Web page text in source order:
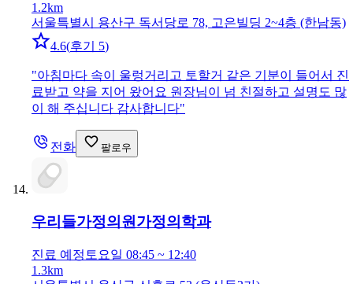
1.2km
서울특별시 용산구 독서당로 78, 고은빌딩 2~4층 (한남동)
4.6(후기 5)
"아침마다 속이 울렁거리고 토할거 같은 기분이 들어서 진
료받고 약을 지어 왔어요 원장님이 넘 친절하고 설명도 많
이 해 주십니다 감사합니다"
전화 팔로우
우리들가정의원 가정의학과
진료 예정 토요일 08:45 ~ 12:40
1.3km